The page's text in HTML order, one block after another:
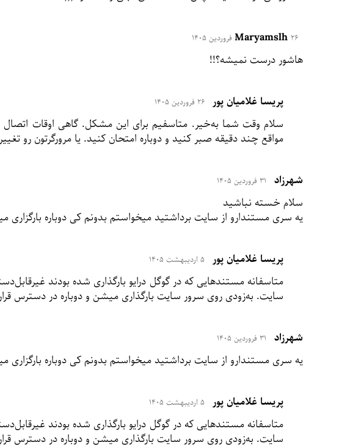
Maryamslh ۲۶ فروردین ۱۴۰۵
هاشور درست نمیشه؟!!
پریسا غلامیان پور ۲۶ فروردین ۱۴۰۵
سلام وقت شما به‌خیر. متاسفیم برای این مشکل. گاهی اوقات اتصال
مواقع چند دقیقه صبر کنید و دوباره امتحان کنید. یا مرورگرتون رو
شهرزاد ۳۱ فروردین ۱۴۰۵
سلام خسته نباشید
یه سری مستندارو از سایت برداشتید میخواستم بدونم کی دوباره بارگزاری
پریسا غلامیان پور ۵ اردیبهشت ۱۴۰۵
متاسفانه مستندهایی که در گوگل درایو بارگذاری شده بودند
سایت. به‌زودی روی سرور سایت بارگذاری میشن و دوباره در دسترس
شهرزاد ۳۱ فروردین ۱۴۰۵
یه سری مستندارو از سایت برداشتید میخواستم بدونم کی دوباره بارگزاری
پریسا غلامیان پور ۵ اردیبهشت ۱۴۰۵
متاسفانه مستندهایی که در گوگل درایو بارگذاری شده بودند
سایت. به‌زودی روی سرور سایت بارگذاری میشن و دوباره در دسترس